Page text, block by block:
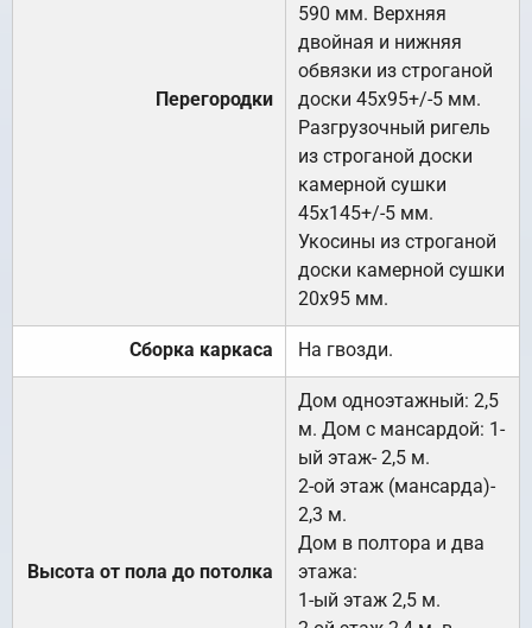
Перегородки
590 мм. Верхняя
двойная и нижняя
обвязки из строганой
доски 45х95+/-5 мм.
Разгрузочный ригель
из строганой доски
камерной сушки
45х145+/-5 мм.
Укосины из строганой
доски камерной сушки
20х95 мм.
Сборка каркаса На гвозди.
Высота от пола до потолка
Дом одноэтажный: 2,5
м. Дом с мансардой: 1-
ый этаж- 2,5 м.
2-ой этаж (мансарда)-
2,3 м.
Дом в полтора и два
этажа:
1-ый этаж 2,5 м.